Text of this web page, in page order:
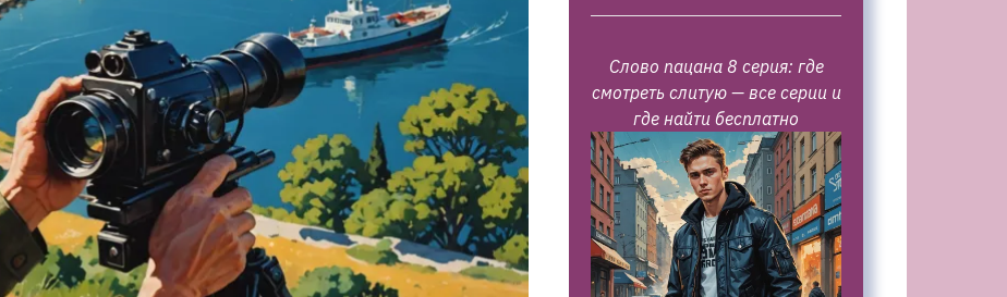
Слово пацана 8 серия: где
смотреть слитую — все серии и
где найти бесплатно